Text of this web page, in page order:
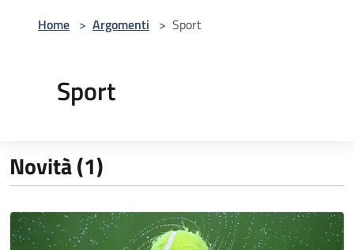
Home > Argomenti > Sport
Sport
Novità (1)